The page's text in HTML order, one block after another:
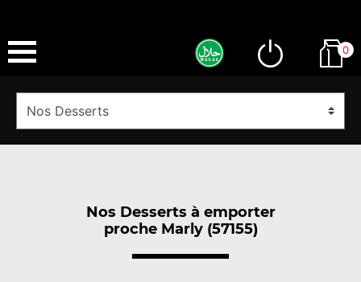
0
Nos Desserts à emporter
proche Marly (57155)